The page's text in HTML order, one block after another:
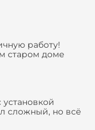
работу!
старом доме
справились на
выбором и
нам
сложный, но всё
выбрать